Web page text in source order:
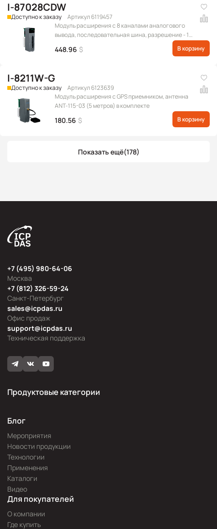
I-87028CDW
Доступно к заказу
Артикул 6119457
Модуль расширения с 8 каналами аналогового
вывода, последовательная шина, разрешение - 12
бит, с межканальной изоляцией (Диапазон
выходных сигналов: 0 ~ +20 мА, +4 ~ +20 мА)
448.96 $ В корзину
I-8211W-G
Доступно к заказу
Артикул 6123639
Модуль расширения с GPS приемником, антенна
ANT-115-03 (5 метров) в комплекте
180.56 $ В корзину
Показать ещё(178)
Москва
+7 (495) 980-64-06
Офис продаж
sales@icpdas.ru
Санкт-Петербург
+7 (812) 326-59-24
Техническая поддержка
support@icpdas.ru
Продуктовые категории
Блог
Мероприятия
Новости продукции
Технологии
Применения
Каталоги
Видео
Для покупателей
О компании
Где купить